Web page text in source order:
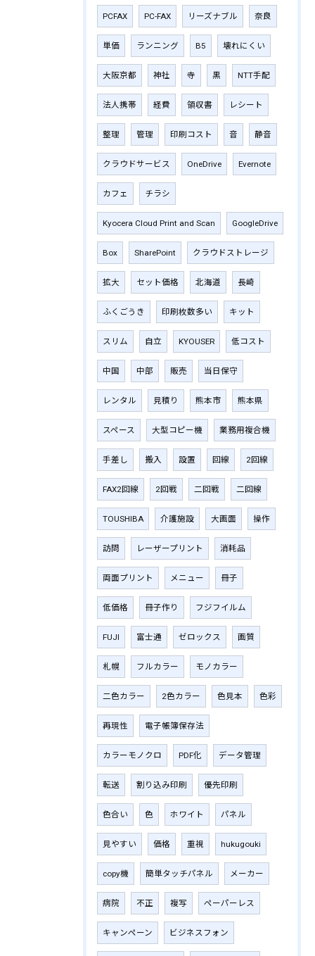
PCFAX PC-FAX リーズナブル 奈良
単価 ランニング B5 壊れにくい
大阪京都 神社 寺 黒 NTT手配
法人携帯 経費 領収書 レシート
整理 管理 印刷コスト 音 静音
クラウドサービス OneDrive Evernote
カフェ チラシ
Kyocera Cloud Print and Scan GoogleDrive
Box SharePoint クラウドストレージ
拡大 セット価格 北海道 長崎
ふくごうき 印刷枚数多い キット
スリム 自立 KYOUSER 低コスト
中国 中部 販売 当日保守
レンタル 見積り 熊本市 熊本県
スペース 大型コピー機 業務用複合機
手差し 搬入 設置 回線 2回線
FAX2回線 2回戦 二回戦 二回線
TOUSHIBA 介護施設 大画面 操作
訪問 レーザープリント 消耗品
両面プリント メニュー 冊子
低価格 冊子作り フジフイルム
FUJI 富士通 ゼロックス 画質
札幌 フルカラー モノカラー
二色カラー 2色カラー 色見本 色彩
再現性 電子帳簿保存法
カラーモノクロ PDF化 データ管理
転送 割り込み印刷 優先印刷
色合い 色 ホワイト パネル
見やすい 価格 重視 hukugouki
copy機 簡単タッチパネル メーカー
病院 不正 複写 ペーパーレス
キャンペーン ビジネスフォン